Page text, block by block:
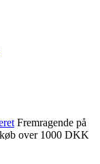
Fremragende på
over 1000 DKK